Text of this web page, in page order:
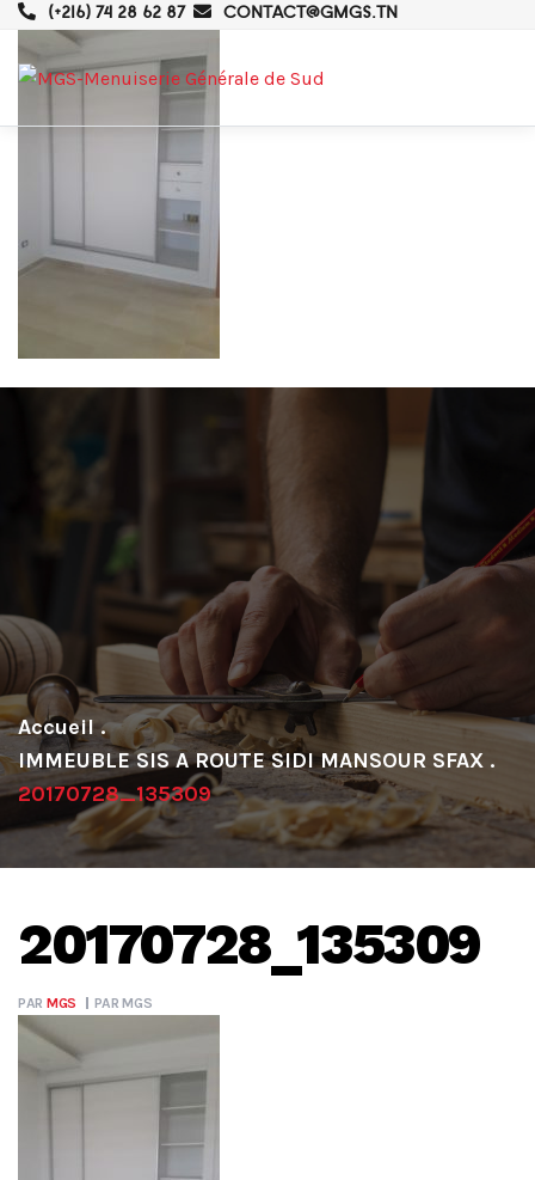
(+216) 74 28 62 87 CONTACT@GMGS.TN
.
IMMEUBLE SIS A ROUTE SIDI MANSOUR SFAX .
20170728_135309
20170728_135309
PAR MGS PARMGS